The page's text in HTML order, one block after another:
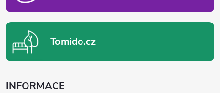
Tomido.cz
INFORMACE